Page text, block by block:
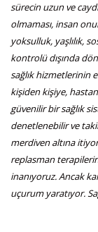
sürecin uzun ve
olmaması, insan
yoksulluk, yaşlılık,
kontrolü dışında
sağlık hizmetlerinin
kişiden kişiye,
güvenilir bir sağlık
denetlenebilir ve
merdiven altına
replasman
inanıyoruz. Ancak
uçurum yaratıyor.